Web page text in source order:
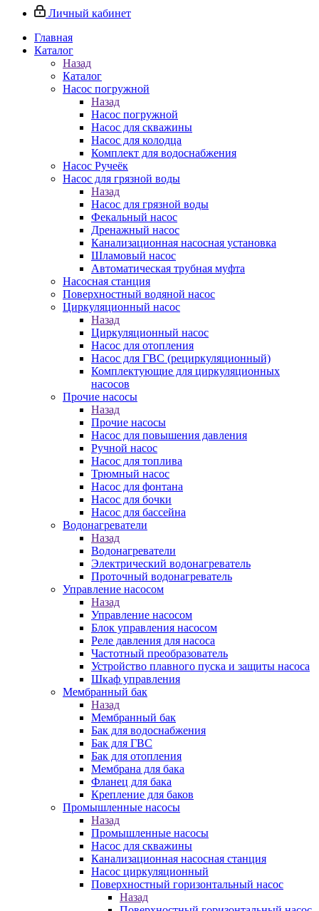
Личный кабинет
Главная
Каталог
Назад
Каталог
Насос погружной
Назад
Насос погружной
Насос для скважины
Насос для колодца
Комплект для водоснабжения
Насос Ручеёк
Насос для грязной воды
Назад
Насос для грязной воды
Фекальный насос
Дренажный насос
Канализационная насосная установка
Шламовый насос
Автоматическая трубная муфта
Насосная станция
Поверхностный водяной насос
Циркуляционный насос
Назад
Циркуляционный насос
Насос для отопления
Насос для ГВС (рециркуляционный)
Комплектующие для циркуляционных
насосов
Прочие насосы
Назад
Прочие насосы
Насос для повышения давления
Ручной насос
Насос для топлива
Трюмный насос
Насос для фонтана
Насос для бочки
Насос для бассейна
Водонагреватели
Назад
Водонагреватели
Электрический водонагреватель
Проточный водонагреватель
Управление насосом
Назад
Управление насосом
Блок управления насосом
Реле давления для насоса
Частотный преобразователь
Устройство плавного пуска и защиты насоса
Шкаф управления
Мембранный бак
Назад
Мембранный бак
Бак для водоснабжения
Бак для ГВС
Бак для отопления
Мембрана для бака
Фланец для бака
Крепление для баков
Промышленные насосы
Назад
Промышленные насосы
Насос для скважины
Канализационная насосная станция
Насос циркуляционный
Поверхностный горизонтальный насос
Назад